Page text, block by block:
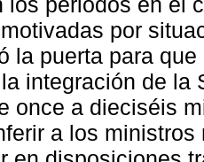
por
la puerta para
integración de la
once a dieciséis
a los